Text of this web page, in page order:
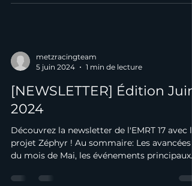
metzracingteam
5 juin 2024
1 min de lecture
[NEWSLETTER] Édition Juin
2024
Découvrez la newsletter de l'EMRT 17 avec le
projet Zéphyr ! Au sommaire: Les avancées
du mois de Mai, les événements principaux